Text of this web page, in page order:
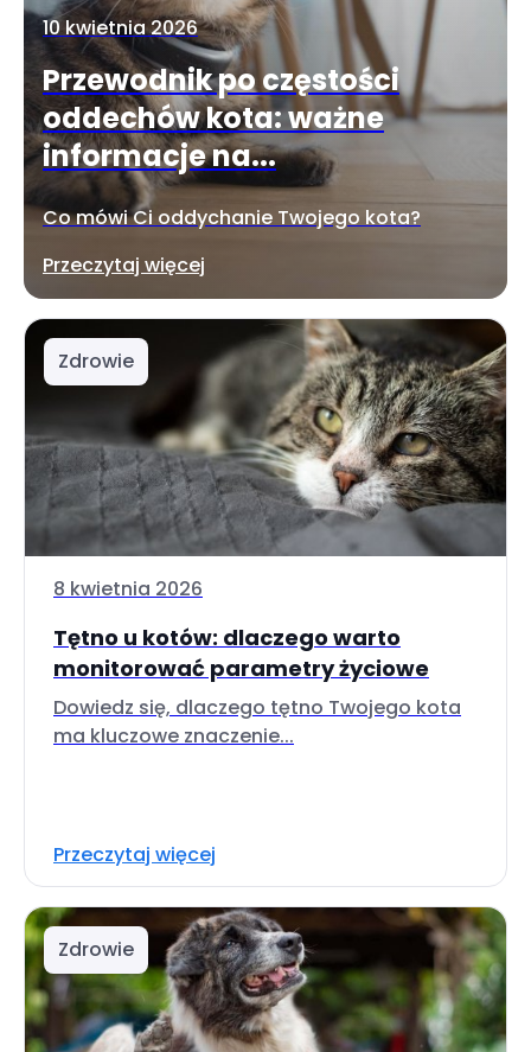
10 kwietnia 2026
Przewodnik po częstości
oddechów kota: ważne
informacje na...
Co mówi Ci oddychanie Twojego kota?
Przeczytaj więcej
Zdrowie
8 kwietnia 2026
Tętno u kotów: dlaczego warto
monitorować parametry życiowe
Dowiedz się, dlaczego tętno Twojego kota
ma kluczowe znaczenie...
Przeczytaj więcej
Zdrowie